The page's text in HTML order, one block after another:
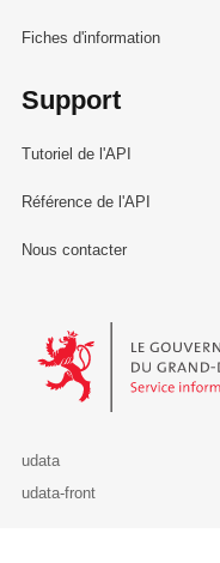
Fiches d'information
Support
Tutoriel de l'API
Référence de l'API
Nous contacter
Le Gouvernement du
udata
udata-front